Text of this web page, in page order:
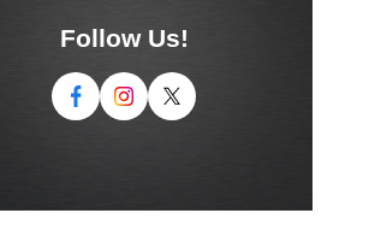
Follow Us!